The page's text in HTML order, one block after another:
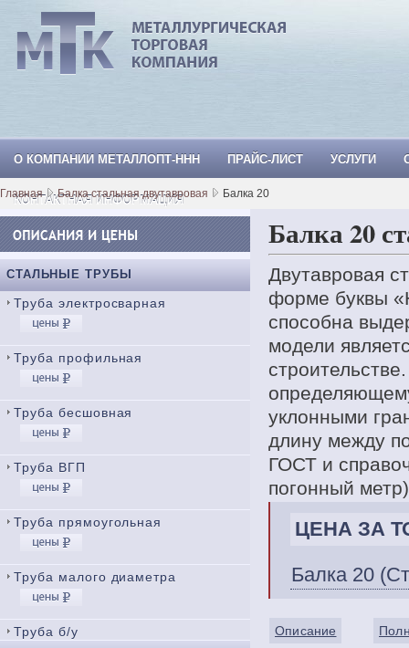
МеталлОпт-ннн: ТРУБА СТАЛЬНАЯ,
О КОМПАНИИ МЕТАЛЛОПТ-ННН ПРАЙС-ЛИСТ УСЛУГИ
КОНТАКТНАЯ ИНФОРМАЦИЯ
Главная Балка стальная двутавровая Балка 20
СТАЛЬНЫЕ ТРУБЫ
Труба электросварная
Труба профильная
Труба бесшовная
Труба ВГП
Труба прямоугольная
Труба малого диаметра
Труба б/у
Балка 20
Двутавровая
форме буквы
способна
модели
уклонными
длину между
ГОСТ и
погонный
ЦЕНА ЗА
Балка 20
Описание